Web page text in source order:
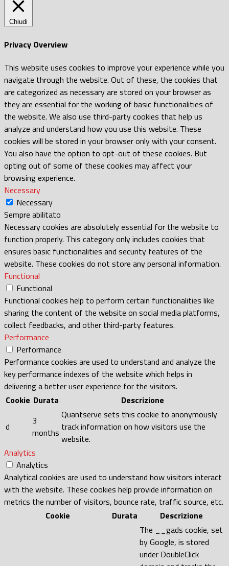
Chiudi
Privacy Overview
This website uses cookies to improve your experience while you
navigate through the website. Out of these, the cookies that
are categorized as necessary are stored on your browser as
they are essential for the working of basic functionalities of
the website. We also use third-party cookies that help us
analyze and understand how you use this website. These
cookies will be stored in your browser only with your consent.
You also have the option to opt-out of these cookies. But
opting out of some of these cookies may affect your
browsing experience.
Necessary
Necessary
Sempre abilitato
Necessary cookies are absolutely essential for the website to
function properly. This category only includes cookies that
ensures basic functionalities and security features of the
website. These cookies do not store any personal information.
Functional
Functional
Functional cookies help to perform certain functionalities like
sharing the content of the website on social media platforms,
collect feedbacks, and other third-party features.
Performance
Performance
Performance cookies are used to understand and analyze the
key performance indexes of the website which helps in
delivering a better user experience for the visitors.
Cookie Durata Descrizione
d
3
months
Quantserve sets this cookie to anonymously
track information on how visitors use the
website.
Analytics
Analytics
Analytical cookies are used to understand how visitors interact
with the website. These cookies help provide information on
metrics the number of visitors, bounce rate, traffic source, etc.
Cookie
Durata
Descrizione
The __gads cookie, set
by Google, is stored
under DoubleClick